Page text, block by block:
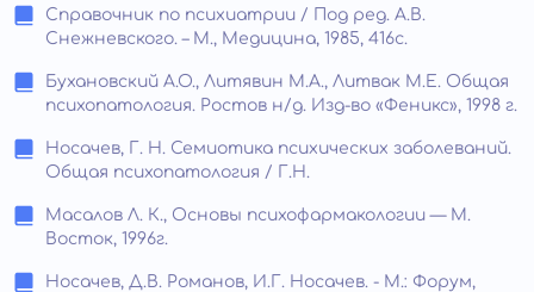
Справочник по психиатрии / Под ред. А.В.
Снежневского. – М., Медицина, 1985, 416с.
Бухановский А.О., Литявин М.А., Литвак М.Е. Общая
психопатология. Ростов н/д. Изд-во «Феникс», 1998 г.
Носачев, Г. Н. Семиотика психических заболеваний.
Общая психопатология / Г.Н.
Масалов Л. К., Основы психофармакологии — М.
Восток, 1996г.
Носачев, Д.В. Романов, И.Г. Носачев. - М.: Форум,